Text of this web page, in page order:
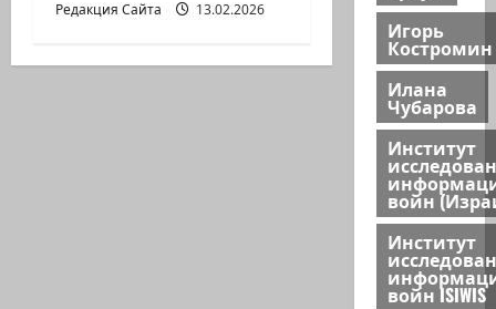
Редакция Сайта 13.02.2026
Игорь
Костромин
Илана
Чубарова
Институт
войн
Институт
войн ISIWIS